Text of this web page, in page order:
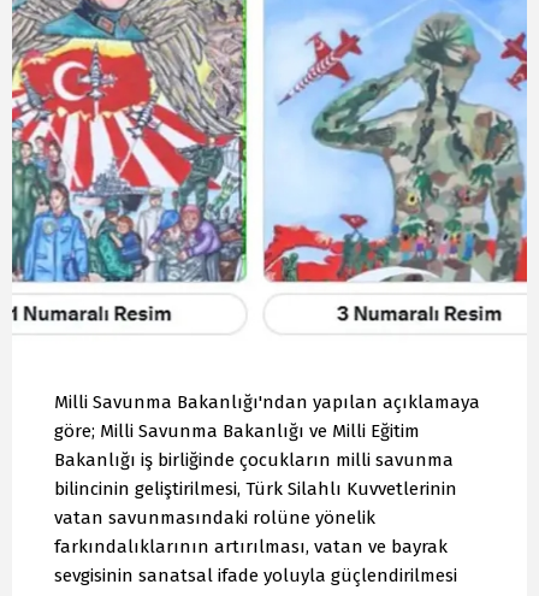
Milli Savunma Bakanlığı'ndan yapılan açıklamaya
göre; Milli Savunma Bakanlığı ve Milli Eğitim
Bakanlığı iş birliğinde çocukların milli savunma
bilincinin geliştirilmesi, Türk Silahlı Kuvvetlerinin
vatan savunmasındaki rolüne yönelik
farkındalıklarının artırılması, vatan ve bayrak
sevgisinin sanatsal ifade yoluyla güçlendirilmesi